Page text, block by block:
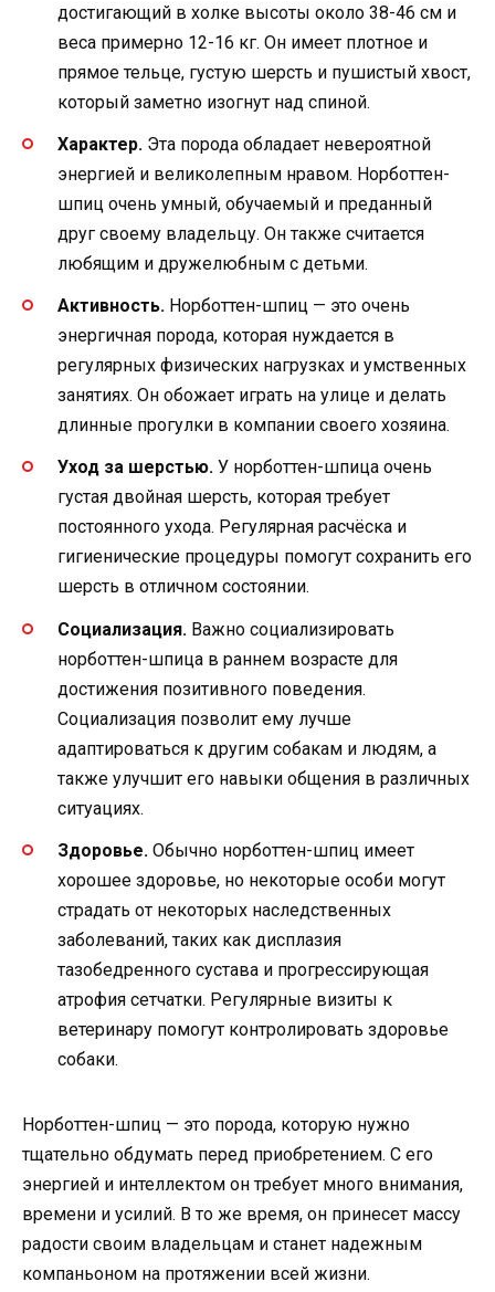
достигающий в холке высоты около 38-46 см и
веса примерно 12-16 кг. Он имеет плотное и
прямое тельце, густую шерсть и пушистый хвост,
который заметно изогнут над спиной.
Характер. Эта порода обладает невероятной
энергией и великолепным нравом. Норботтен-
шпиц очень умный, обучаемый и преданный
друг своему владельцу. Он также считается
любящим и дружелюбным с детьми.
Активность. Норботтен-шпиц — это очень
энергичная порода, которая нуждается в
регулярных физических нагрузках и умственных
занятиях. Он обожает играть на улице и делать
длинные прогулки в компании своего хозяина.
Уход за шерстью. У норботтен-шпица очень
густая двойная шерсть, которая требует
постоянного ухода. Регулярная расчёска и
гигиенические процедуры помогут сохранить его
шерсть в отличном состоянии.
Социализация. Важно социализировать
норботтен-шпица в раннем возрасте для
достижения позитивного поведения.
Социализация позволит ему лучше
адаптироваться к другим собакам и людям, а
также улучшит его навыки общения в различных
ситуациях.
Здоровье. Обычно норботтен-шпиц имеет
хорошее здоровье, но некоторые особи могут
страдать от некоторых наследственных
заболеваний, таких как дисплазия
тазобедренного сустава и прогрессирующая
атрофия сетчатки. Регулярные визиты к
ветеринару помогут контролировать здоровье
собаки.
Норботтен-шпиц — это порода, которую нужно
тщательно обдумать перед приобретением. С его
энергией и интеллектом он требует много внимания,
времени и усилий. В то же время, он принесет массу
радости своим владельцам и станет надежным
компаньоном на протяжении всей жизни.